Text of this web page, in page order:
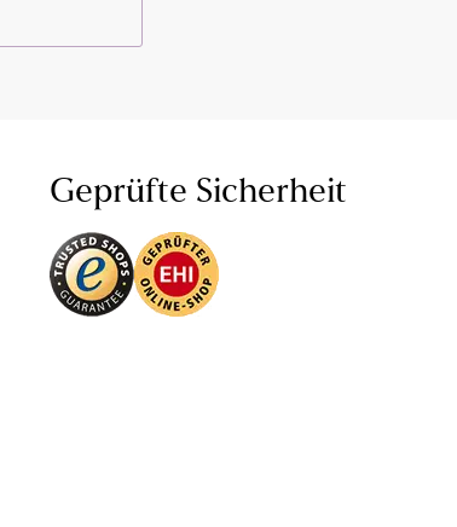
Geprüfte Sicherheit